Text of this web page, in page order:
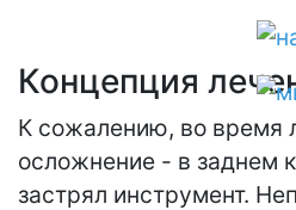
Концепция
К сожалению, во время
осложнение - в заднем
застрял инструмент.